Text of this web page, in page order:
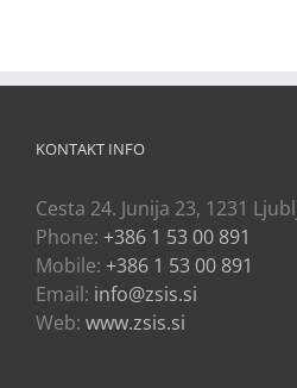
KONTAKT INFO
Cesta 24. Junija 23, 1231
Phone: +386 1 53 00 891
Mobile: +386 1 53 00 891
Email: info@zsis.si
Web: www.zsis.si